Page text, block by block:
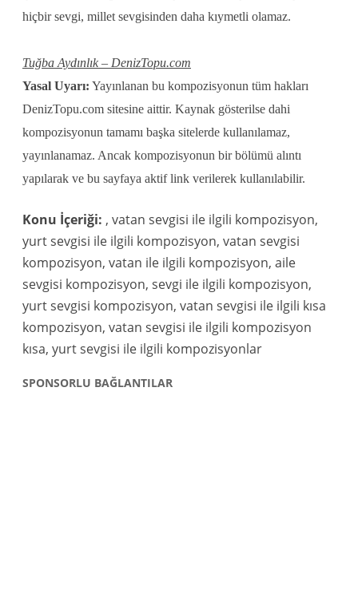
hiçbir sevgi, millet sevgisinden daha kıymetli olamaz.
Tuğba Aydınlık – DenizTopu.com
Yasal Uyarı: Yayınlanan bu kompozisyonun tüm hakları
DenizTopu.com sitesine aittir. Kaynak gösterilse dahi
kompozisyonun tamamı başka sitelerde kullanılamaz,
yayınlanamaz. Ancak kompozisyonun bir bölümü alıntı
yapılarak ve bu sayfaya aktif link verilerek kullanılabilir.
Konu İçeriği: , vatan sevgisi ile ilgili kompozisyon,
yurt sevgisi ile ilgili kompozisyon, vatan sevgisi
kompozisyon, vatan ile ilgili kompozisyon, aile
sevgisi kompozisyon, sevgi ile ilgili kompozisyon,
yurt sevgisi kompozisyon, vatan sevgisi ile ilgili kısa
kompozisyon, vatan sevgisi ile ilgili kompozisyon
kısa, yurt sevgisi ile ilgili kompozisyonlar
SPONSORLU BAĞLANTILAR